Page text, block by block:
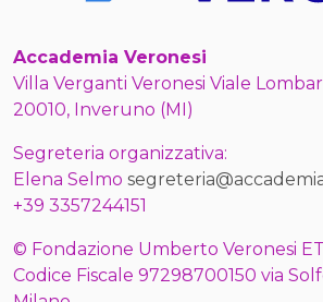
Accademia Veronesi
Villa Verganti Veronesi Viale
20010, Inveruno (MI)
Segreteria organizzativa:
Elena Selmo
+39 3357244151
© Fondazione Umberto Veronesi
Codice Fiscale 97298700150 via